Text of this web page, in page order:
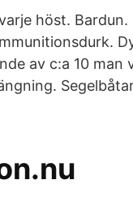
höst. Bardun.
av c:a 10 man